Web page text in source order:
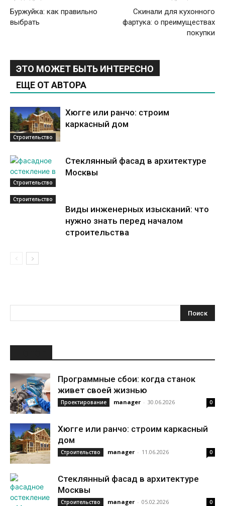
Буржуйка: как правильно
выбрать
Скинали для кухонного
фартука: о преимуществах
покупки
ЭТО МОЖЕТ БЫТЬ ИНТЕРЕСНО
ЕЩЕ ОТ АВТОРА
Строительство
Хюгге или ранчо: строим
каркасный дом
Строительство
Стеклянный фасад в архитектуре
Москвы
Строительство
Виды инженерных изысканий: что
нужно знать перед началом
строительства
Программные сбои: когда станок
живет своей жизнью
Проектирование manager - 30.06.2026 0
Хюгге или ранчо: строим каркасный
дом
Строительство manager - 11.06.2026 0
Стеклянный фасад в архитектуре
Москвы
Строительство manager - 05.02.2026 0